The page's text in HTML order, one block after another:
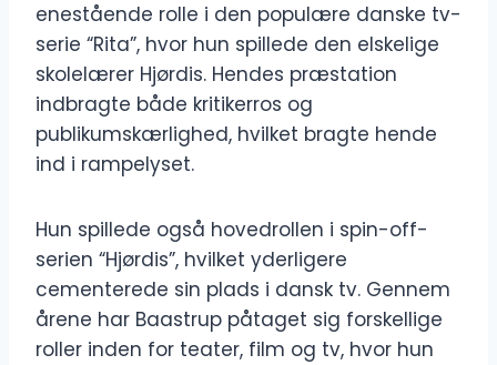
enestående rolle i den populære danske tv-
serie “Rita”, hvor hun spillede den elskelige
skolelærer Hjørdis. Hendes præstation
indbragte både kritikerros og
publikumskærlighed, hvilket bragte hende
ind i rampelyset.
Hun spillede også hovedrollen i spin-off-
serien “Hjørdis”, hvilket yderligere
cementerede sin plads i dansk tv. Gennem
årene har Baastrup påtaget sig forskellige
roller inden for teater, film og tv, hvor hun